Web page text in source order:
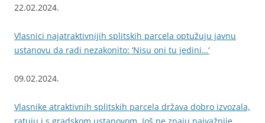
22.02.2024.
Vlasnici najatraktivnijih splitskih parcela optužuju javnu
ustanovu da radi nezakonito: ‘Nisu oni tu jedini…‘
09.02.2024.
Vlasnike atraktivnih splitskih parcela država dobro izvozala,
ratuju i s gradskom ustanovom. Još ne znaju najvažnije…